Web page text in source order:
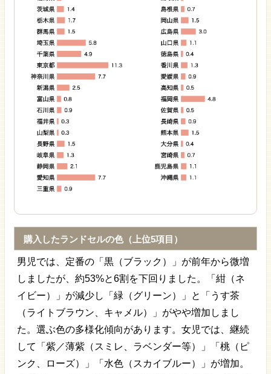
購入したランドセルの色（上位5項目）
男児では、定番の「黒（ブラック）」が前年から微増
しましたが、約53%と6割を下回りました。「紺（ネ
イビー）」が減少し「緑（グリーン）」と「うす茶
（ライトブラウン、キャメル）」がやや増加しまし
た。選ぶ色の多様化傾向があります。女児では、継続
して「紫／薄紫（スミレ、ラベンダー等）」「桃（ピ
ンク、ローズ）」「水色（スカイブルー）」が増加。